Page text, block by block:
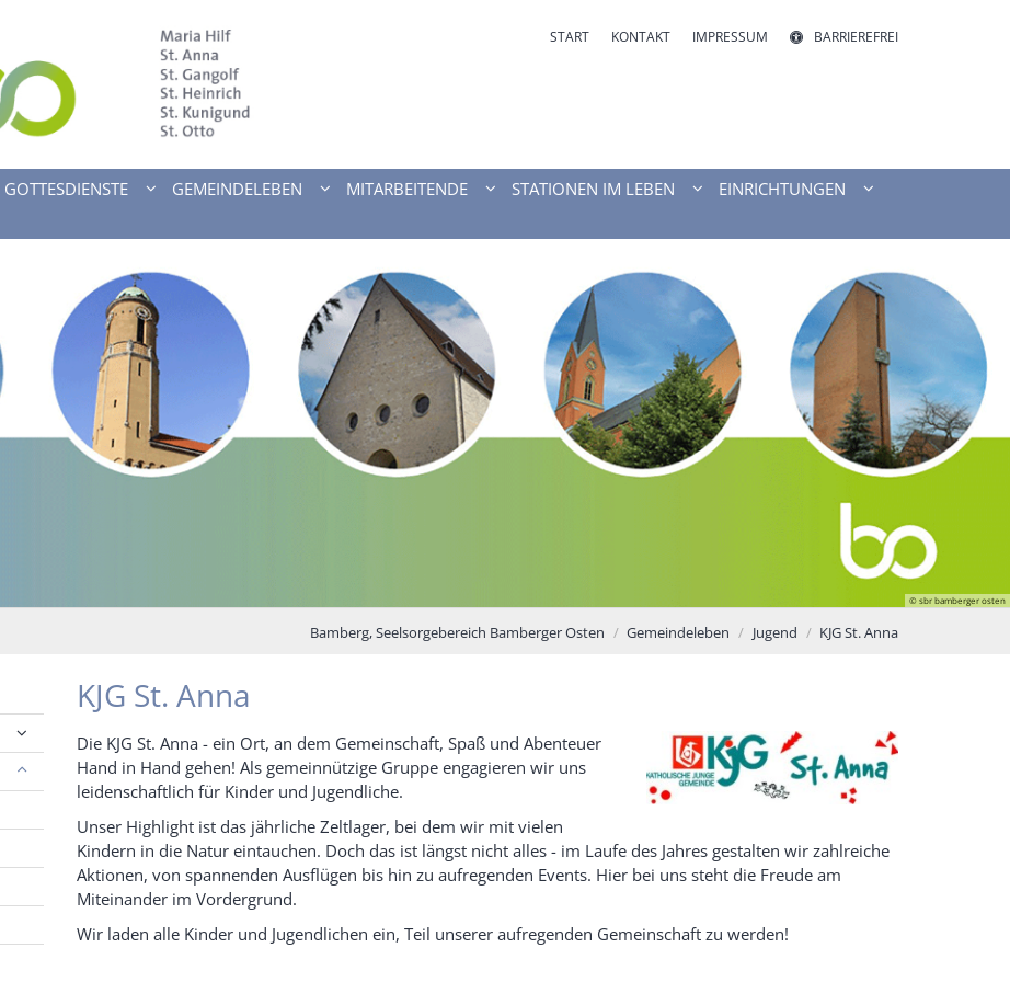
START KONTAKT IMPRESSUM BARRIEREFREI
GOTTESDIENSTE GEMEINDELEBEN MITARBEITENDE STATIONEN IM LEBEN
EINRICHTUNGEN
© sbr bamberger osten
Bamberg, Seelsorgebereich Bamberger Osten Gemeindeleben Jugend KJG St. Anna
KJG St. Anna
Die KJG St. Anna - ein Ort, an dem Gemeinschaft, Spaß und Abenteuer
Hand in Hand gehen! Als gemeinnützige Gruppe engagieren wir uns
leidenschaftlich für Kinder und Jugendliche.
Unser Highlight ist das jährliche Zeltlager, bei dem wir mit vielen
Kindern in die Natur eintauchen. Doch das ist längst nicht alles - im Laufe des Jahres gestalten wir zahlreiche
Aktionen, von spannenden Ausflügen bis hin zu aufregenden Events. Hier bei uns steht die Freude am
Miteinander im Vordergrund.
Wir laden alle Kinder und Jugendlichen ein, Teil unserer aufregenden Gemeinschaft zu werden!